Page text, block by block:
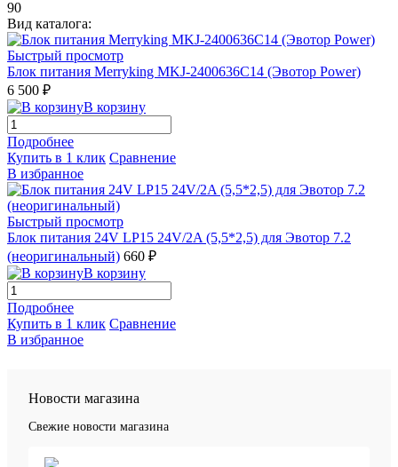
90
Вид каталога:
Быстрый просмотр
Блок питания Merryking MKJ-2400636C14 (Эвотор Power)
6 500 ₽
В корзину
Подробнее
Купить в 1 клик Сравнение
В избранное
Быстрый просмотр
Блок питания 24V LP15 24V/2A (5,5*2,5) для Эвотор 7.2
(неоригинальный) 660 ₽
В корзину
Подробнее
Купить в 1 клик Сравнение
В избранное
Новости магазина
Свежие новости магазина